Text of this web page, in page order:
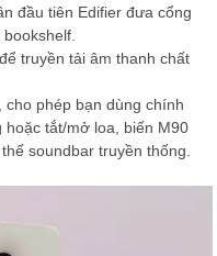
đầu tiên Edifier đưa cổng
truyền tải âm thanh chất
cho phép bạn dùng chính
tắt/mở loa, biến M90
soundbar truyền thống.